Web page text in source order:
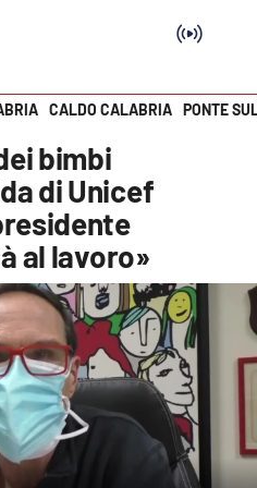
CALDO CALABRIA PONTE
bimbi
di Unicef
al lavoro»